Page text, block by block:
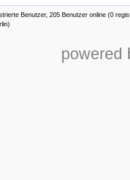
Benutzer, 205 Benutzer online (0
powered